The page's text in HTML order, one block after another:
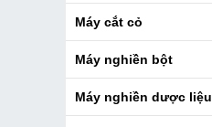
Máy cắt cỏ
Máy nghiền bột
Máy nghiền dược liệu